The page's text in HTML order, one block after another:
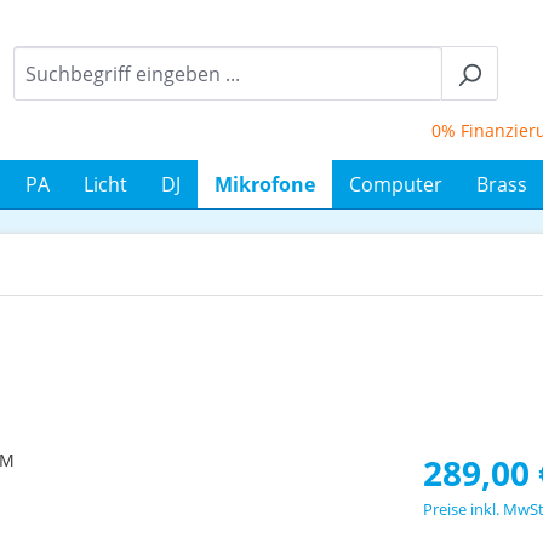
0%
PA Licht DJ Mikrofone Computer Brass
Regulärer
289,00
Preise inkl.